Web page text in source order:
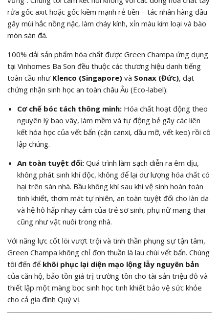
rửa gốc axit hoặc gốc kiềm mạnh rẻ tiền – tác nhân hàng đầu
gây mùi hắc nồng nặc, làm cháy kính, xỉn màu kim loại và bào
mòn sàn đá.
100% dải sản phẩm hóa chất được Green Champa ứng dụng
tại Vinhomes Ba Son đều thuộc các thương hiệu danh tiếng
toàn cầu như Klenco (Singapore) và Sonax (Đức), đạt
chứng nhận sinh học an toàn châu Âu (Eco-label):
Cơ chế bóc tách thông minh:Hóa chất hoạt động theo
nguyên lý bao vây, làm mềm và tự động bẻ gãy các liên
kết hóa học của vết bẩn (cặn canxi, dầu mỡ, vết keo) rồi cô
lập chúng.
An toàn tuyệt đối:Quá trình làm sạch diễn ra êm dịu,
không phát sinh khí độc, không để lại dư lượng hóa chất có
hại trên sàn nhà. Bầu không khí sau khi vệ sinh hoàn toàn
tinh khiết, thơm mát tự nhiên, an toàn tuyệt đối cho làn da
và hệ hô hấp nhạy cảm của trẻ sơ sinh, phụ nữ mang thai
cũng như vật nuôi trong nhà.
Với năng lực cốt lõi vượt trội và tinh thần phụng sự tận tâm,
Green Champa không chỉ đơn thuần là lau chùi vết bẩn. Chúng
tôi đến để khôi phục lại diện mạo lộng lẫy nguyên bản
của căn hộ, bảo tồn giá trị trường tồn cho tài sản triệu đô và
thiết lập một màng bọc sinh học tinh khiết bảo vệ sức khỏe
cho cả gia đình Quý vị.